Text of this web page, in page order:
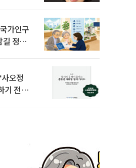
가인구
길 정책
오정
전략’